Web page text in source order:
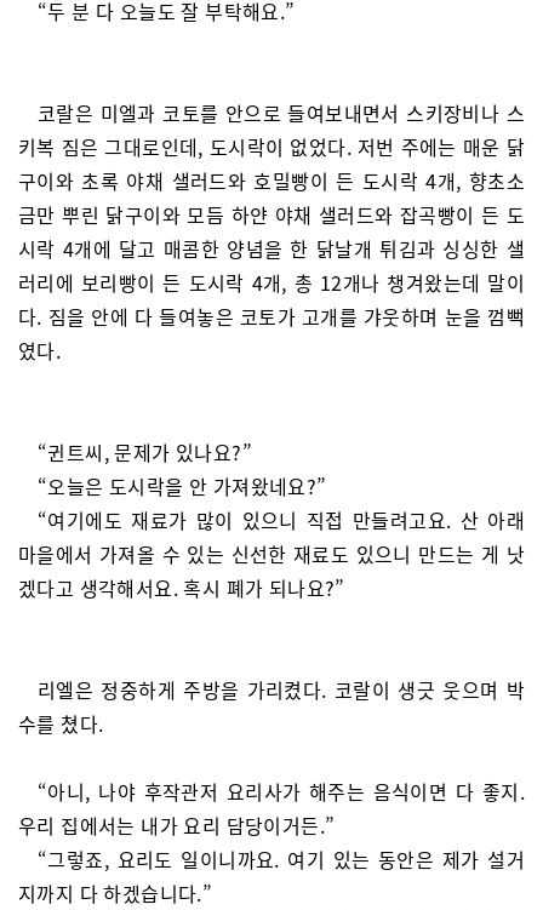
“두 분 다 오늘도 잘 부탁해요.”
코랄은 미엘과 코토를 안으로 들여보내면서 스키장비나 스
키복 짐은 그대로인데, 도시락이 없었다. 저번 주에는 매운 닭
구이와 초록 야채 샐러드와 호밀빵이 든 도시락 4개, 향초소
금만 뿌린 닭구이와 모듬 하얀 야채 샐러드와 잡곡빵이 든 도
시락 4개에 달고 매콤한 양념을 한 닭날개 튀김과 싱싱한 샐
러리에 보리빵이 든 도시락 4개, 총 12개나 챙겨왔는데 말이
다. 짐을 안에 다 들여놓은 코토가 고개를 갸웃하며 눈을 껌뻑
였다.
“귄트씨, 문제가 있나요?”
“오늘은 도시락을 안 가져왔네요?”
“여기에도 재료가 많이 있으니 직접 만들려고요. 산 아래
마을에서 가져올 수 있는 신선한 재료도 있으니 만드는 게 낫
겠다고 생각해서요. 혹시 폐가 되나요?”
리엘은 정중하게 주방을 가리켰다. 코랄이 생긋 웃으며 박
수를 쳤다.
“아니, 나야 후작관저 요리사가 해주는 음식이면 다 좋지.
우리 집에서는 내가 요리 담당이거든.”
“그렇죠, 요리도 일이니까요. 여기 있는 동안은 제가 설거
지까지 다 하겠습니다.”